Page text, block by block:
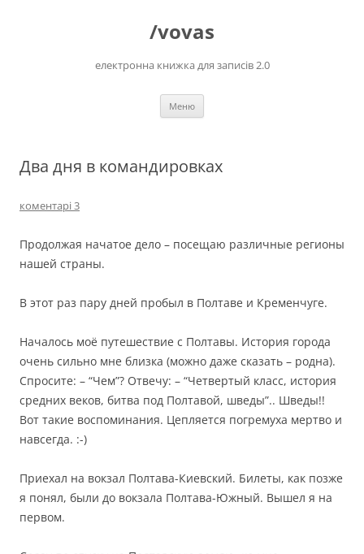
/vovas
електронна книжка для записів 2.0
Меню
Два дня в командировках
коментарі 3
Продолжая начатое дело – посещаю различные регионы
нашей страны.
В этот раз пару дней пробыл в Полтаве и Кременчуге.
Началось моё путешествие с Полтавы. История города
очень сильно мне близка (можно даже сказать – родна).
Спросите: – “Чем”? Отвечу: – “Четвертый класс, история
средних веков, битва под Полтавой, шведы”.. Шведы!!
Вот такие воспоминания. Цепляется погремуха мертво и
навсегда. :-)
Приехал на вокзал Полтава-Киевский. Билеты, как позже
я понял, были до вокзала Полтава-Южный. Вышел я на
первом.